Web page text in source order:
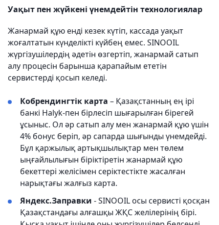
Уақыт пен жүйкені үнемдейтін технологиялар
Жанармай құю енді кезек күтіп, кассада уақыт
жоғалтатын күнделікті күйбең емес. SINOOIL
жүргізушілердің әдетін өзгертіп, жанармай сатып
алу процесін барынша қарапайым ететін
сервистерді қосып келеді.
Кобрендингтік карта – Қазақстанның ең ірі
банкі Halyk-пен бірлесіп шығарылған бірегей
ұсыныс. Ол әр сатып алу мен жанармай құю үшін
4% бонус беріп, әр сапарда шығынды үнемдейді.
Бұл қаржылық артықшылықтар мен төлем
ыңғайлылығын біріктіретін жанармай құю
бекеттері желісімен серіктестікте жасалған
нарықтағы жалғыз карта.
Яндекс.Заправки - SINOOIL осы сервисті қосқан
Қазақстандағы алғашқы ЖҚС желілерінің бірі.